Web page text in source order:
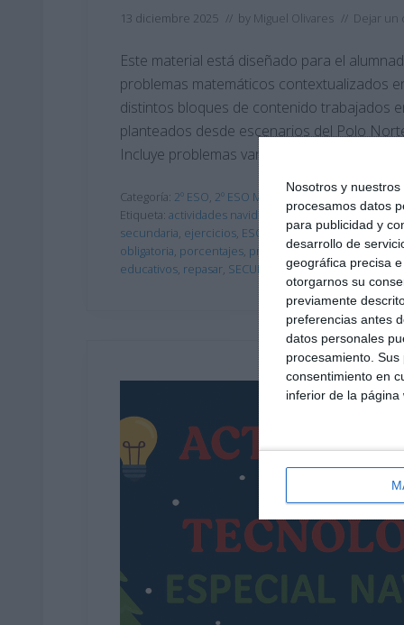
Nosotros y nuestros
procesamos datos
para publicidad y
desarrollo de
geográfica precisa
otorgarnos su
previamente
preferencias antes
datos personales
procesamiento.
consentimiento en
inferior de la página
13 diciembre 2025 // by Miguel Olivares // Dejar un
Este material está diseñado para el
problemas matemáticos contextualizados
distintos bloques de contenido trabajados
planteados desde escenarios del Polo
Incluye problemas variados que …
Categoría: 2º ESO, 2º ESO Matemáticas
Etiqueta: actividades navideñas ,Aula,cálculos ,
secundaria, ejercicios, ESO estadística,estudiar ,
obligatoria, porcentajes, probabilidad,Problemas,
educativos, repasar, SECUNDARIA,velocidad